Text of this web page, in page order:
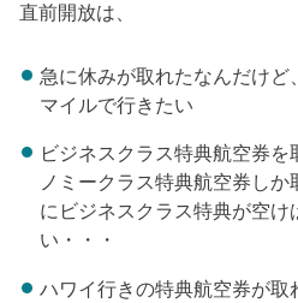
直前開放は、
急に休みが取れたなんだけど
マイルで行きたい
ビジネスクラス特典航空券を
ノミークラス特典航空券し
にビジネスクラス特典が空け
い・・・
ハワイ行きの特典航空券が取